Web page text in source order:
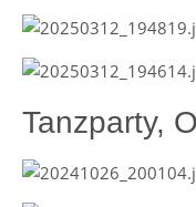
Tanzparty,